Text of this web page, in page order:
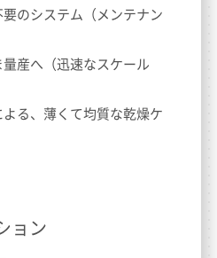
のシステム（メンテナン
産へ（迅速なスケール
る、薄くて均質な乾燥ケ
ョン